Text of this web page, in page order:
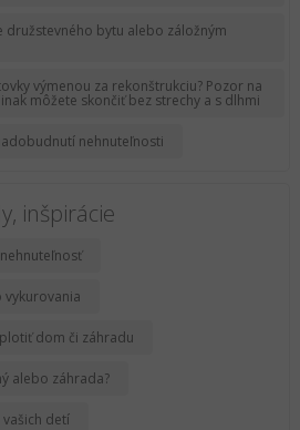
družstevného bytu alebo záložným
výmenou za rekonštrukciu? Pozor na
môžete skončiť bez strechy a s dlhmi
nehnuteľnosti
inšpirácie
dom či záhradu
alebo záhrada?
detí